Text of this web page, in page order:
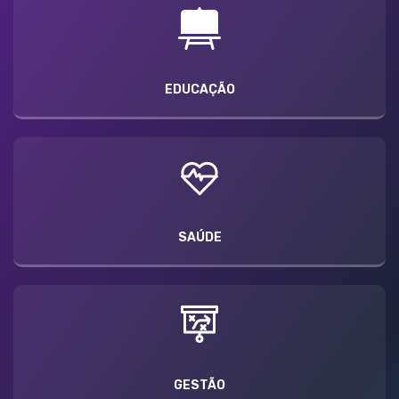
EDUCAÇÃO
SAÚDE
GESTÃO